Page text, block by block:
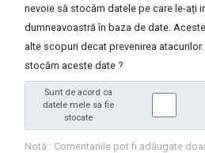
nevoie să stocăm datele pe care le-ați
dumneavoastră în baza de date.
alte scopuri decat prevenirea
stocăm aceste date ?
Sunt de acord ca
datele mele sa fie
stocate
Notă : Comentariile pot fi adăugate